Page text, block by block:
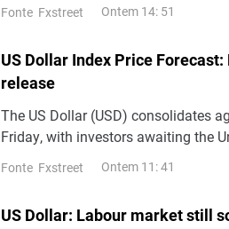
Reserve to hike rates, as inflation
Fonte Fxstreet Ontem 14: 51
US Dollar Index Price
release
The US Dollar (USD) consolidates
Friday, with investors awaiting the
Fonte Fxstreet Ontem 11: 41
US Dollar: Labour market still